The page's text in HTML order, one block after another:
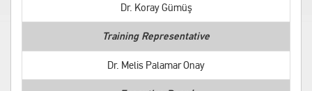
Dr. Koray Gümüş
Training Representative
Dr. Melis Palamar Onay